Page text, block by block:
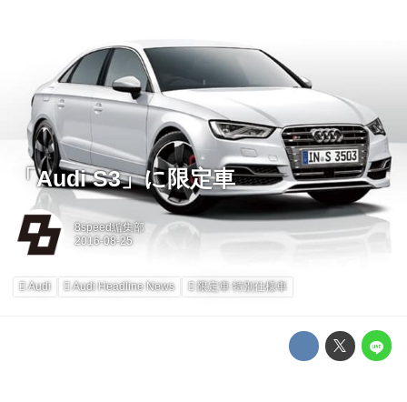
「Audi S3」に限定車
8speed編集部
Audi Audi Headline News 限定車 特別仕様車